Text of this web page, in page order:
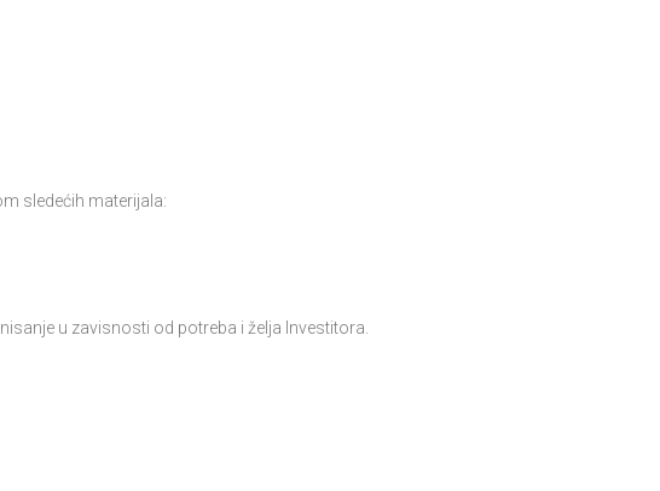
sledećih materijala:
u zavisnosti od potreba i želja Investitora.